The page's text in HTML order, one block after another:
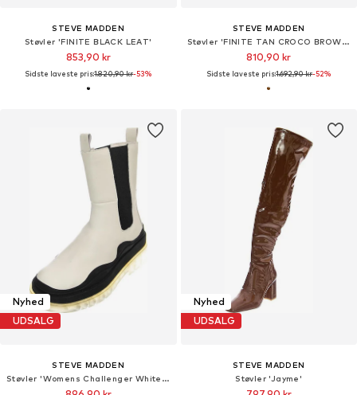
STEVE MADDEN
Støvler 'FINITE BLACK LEAT'
853,90 kr
Sidste laveste pris:1.820,90 kr-53%
STEVE MADDEN
Støvler 'FINITE TAN CROCO BROWN'
810,90 kr
Sidste laveste pris:1.692,90 kr-52%
Nyhed
UDSALG
STEVE MADDEN
Støvler 'Womens Challenger White Bone Boots'
Nyhed
UDSALG
STEVE MADDEN
Støvler 'Jayme'